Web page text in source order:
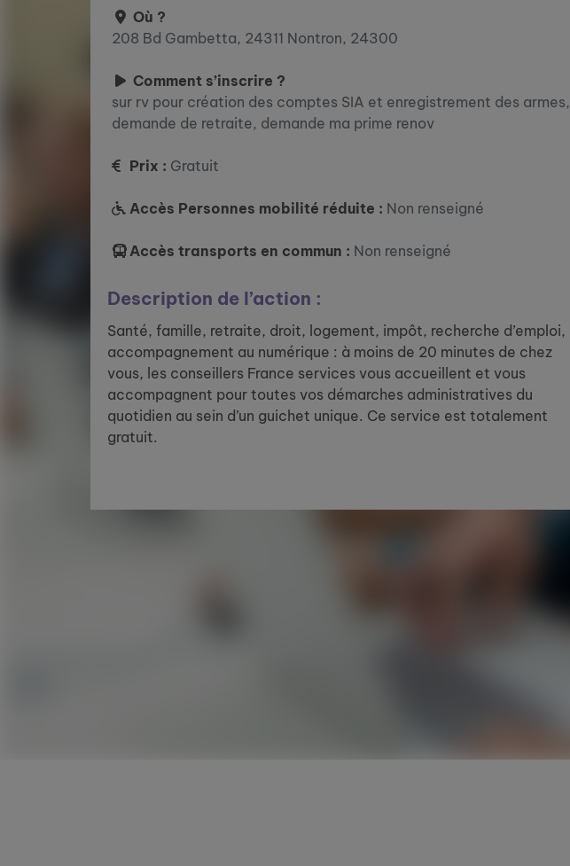
Où ?
208 Bd Gambetta, 24311 Nontron, 24300
Comment s’inscrire ?
sur rv pour création des comptes SIA et enregistrement des armes,
demande de retraite, demande ma prime renov
Prix : Gratuit
Accès Personnes mobilité réduite : Non renseigné
Accès transports en commun : Non renseigné
Description de l’action :
Santé, famille, retraite, droit, logement, impôt, recherche d’emploi,
accompagnement au numérique : à moins de 20 minutes de chez
vous, les conseillers France services vous accueillent et vous
accompagnent pour toutes vos démarches administratives du
quotidien au sein d’un guichet unique. Ce service est totalement
gratuit.